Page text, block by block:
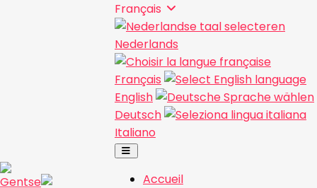
Français
Nederlands
Français
English
Deutsch
Italiano
Accueil